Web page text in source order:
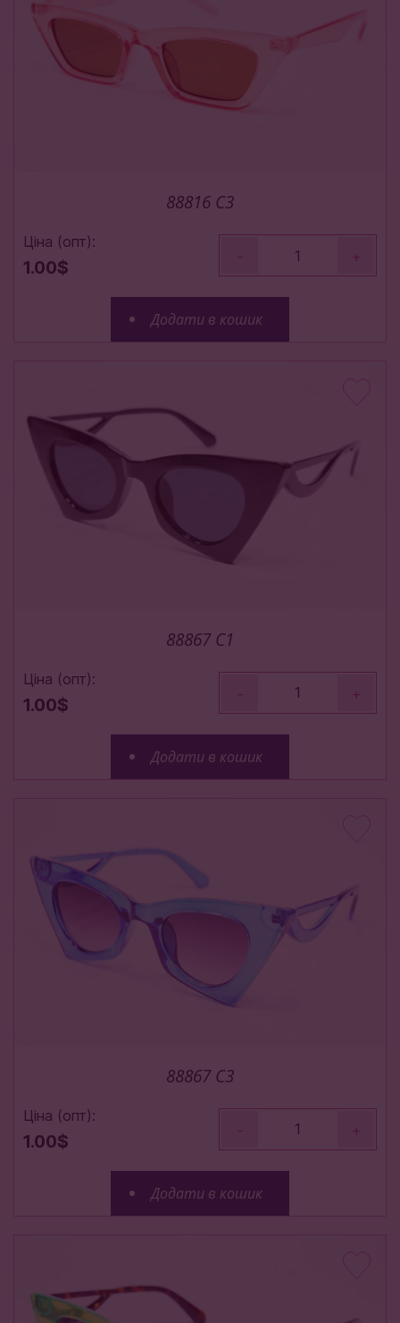
88816 C3
Ціна (опт):
1.00$
- +
Додати в кошик
88867 C1
Ціна (опт):
1.00$
- +
Додати в кошик
88867 C3
Ціна (опт):
1.00$
- +
Додати в кошик